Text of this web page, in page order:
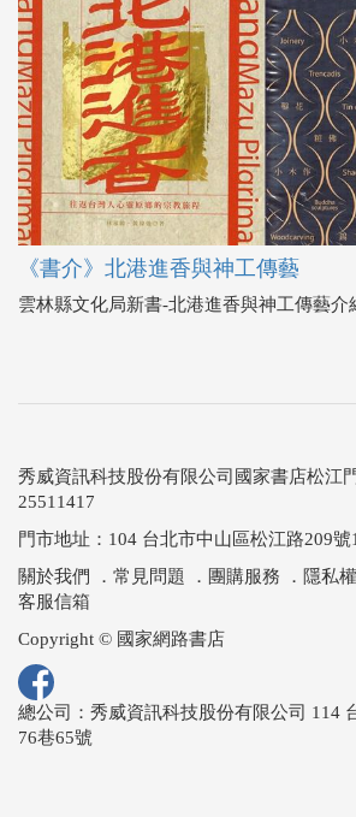
《書介》北港進香與神工傳藝
雲林縣文化局新書-北港進香與神工傳藝介
秀威資訊科技股份有限公司國家書店松江
25511417
門市地址：104 台北市中山區松江路209號
關於我們
． 常見問題 ． 團購服務 ． 隱私
客服信箱
Copyright © 國家網路書店
總公司：秀威資訊科技股份有限公司 114
76巷65號